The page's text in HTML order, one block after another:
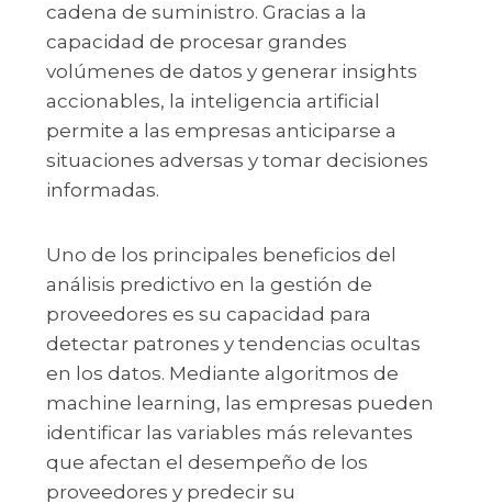
cadena de suministro. Gracias a la
capacidad de procesar grandes
volúmenes de datos y generar insights
accionables, la inteligencia artificial
permite a las empresas anticiparse a
situaciones adversas y tomar decisiones
informadas.
Uno de los principales beneficios del
análisis predictivo en la gestión de
proveedores es su capacidad para
detectar patrones y tendencias ocultas
en los datos. Mediante algoritmos de
machine learning, las empresas pueden
identificar las variables más relevantes
que afectan el desempeño de los
proveedores y predecir su